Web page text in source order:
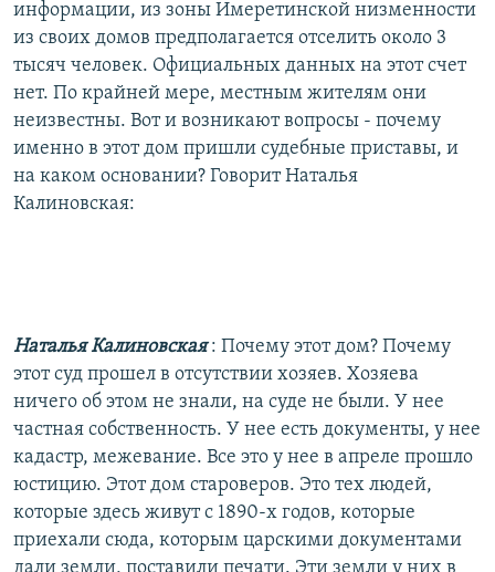
информации, из зоны Имеретинской низменности
из своих домов предполагается отселить около 3
тысяч человек. Официальных данных на этот счет
нет. По крайней мере, местным жителям они
неизвестны. Вот и возникают вопросы - почему
именно в этот дом пришли судебные приставы, и
на каком основании? Говорит Наталья
Калиновская:
Наталья Калиновская: Почему этот дом? Почему
этот суд прошел в отсутствии хозяев. Хозяева
ничего об этом не знали, на суде не были. У нее
частная собственность. У нее есть документы, у нее
кадастр, межевание. Все это у нее в апреле прошло
юстицию. Этот дом староверов. Это тех людей,
которые здесь живут с 1890-х годов, которые
приехали сюда, которым царскими документами